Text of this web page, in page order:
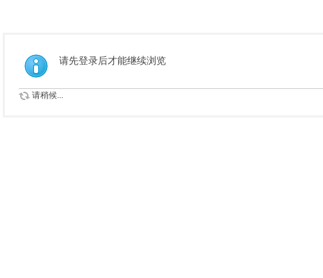
索
请先登录后才能继续浏览
请稍候...